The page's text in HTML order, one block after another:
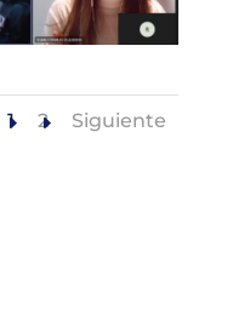
1 2 Siguiente